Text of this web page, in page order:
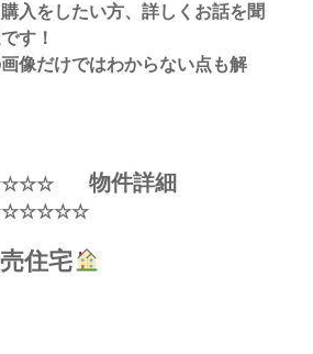
入をしたい方、詳しくお話を聞
す！
像だけではわからない点も解
物件詳細
住宅